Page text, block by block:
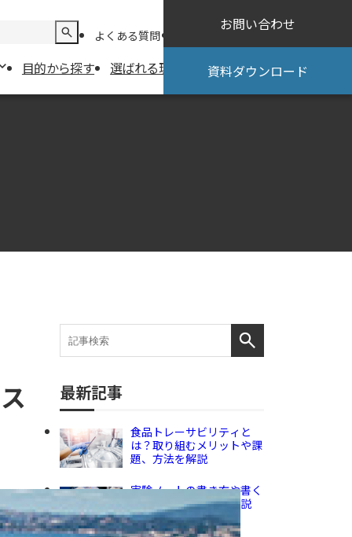
よくある質問 導入までの流れ サポート情報
テム
目的から探す 選ばれる理由 導入事例 お役立ち情報
お問い合わせ
資料ダウンロード
最新記事
食品トレーサビリティと
は？取り組むメリットや課
題、方法を解説
実験ノートの書き方や書く
べき内容をくわしく解説